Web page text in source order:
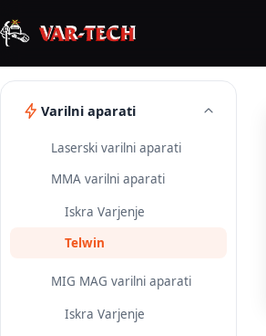
Varilni aparati
Laserski varilni aparati
MMA varilni aparati
Iskra Varjenje
Telwin
MIG MAG varilni aparati
Iskra Varjenje